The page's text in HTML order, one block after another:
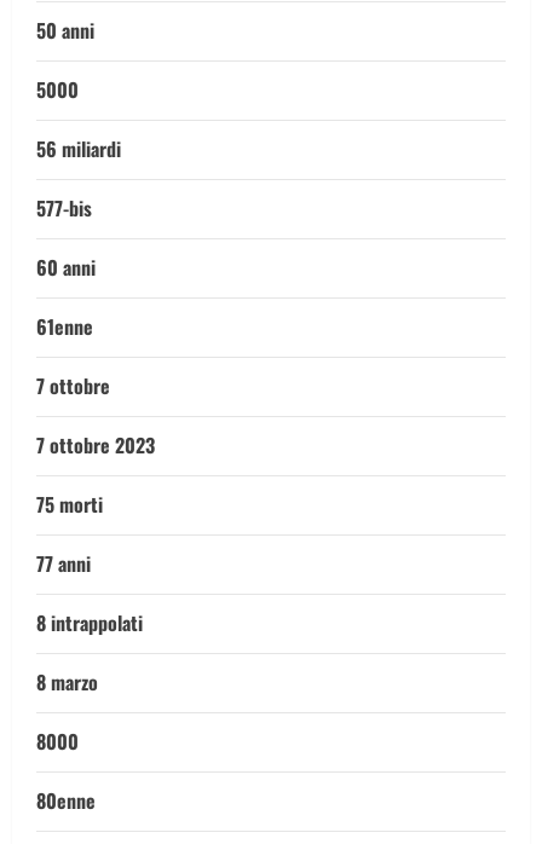
50 anni
5000
56 miliardi
577-bis
60 anni
61enne
7 ottobre
7 ottobre 2023
75 morti
77 anni
8 intrappolati
8 marzo
8000
80enne